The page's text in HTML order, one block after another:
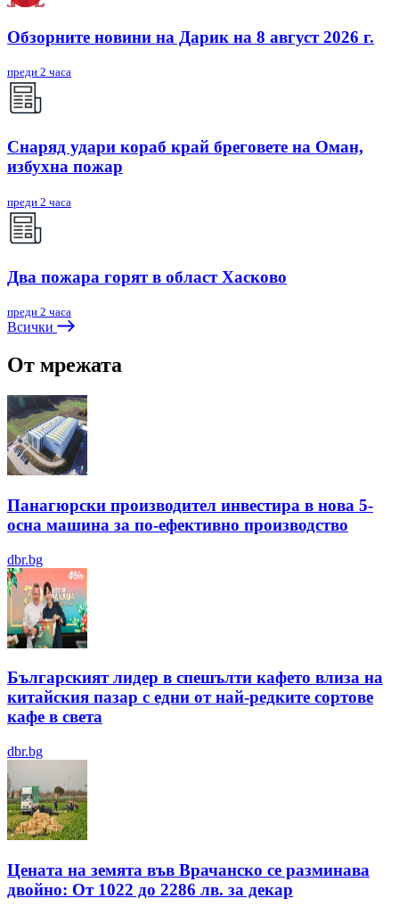
Обзорните новини на Дарик на 8 август 2026 г.
преди 2 часа
Снаряд удари кораб край бреговете на Оман,
избухна пожар
преди 2 часа
Два пожара горят в област Хасково
преди 2 часа
Всички
От мрежата
Панагюрски производител инвестира в нова 5-
осна машина за по-ефективно производство
dbr.bg
Българският лидер в спешълти кафето влиза на
китайския пазар с едни от най-редките сортове
кафе в света
dbr.bg
Цената на земята във Врачанско се разминава
двойно: От 1022 до 2286 лв. за декар